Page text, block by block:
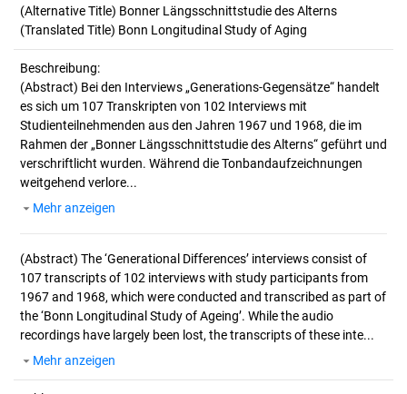
(Alternative Title) Bonner Längsschnittstudie des Alterns
(Translated Title) Bonn Longitudinal Study of Aging
Beschreibung:
(Abstract) Bei den Interviews „Generations-Gegensätze“ handelt
es sich um 107 Transkripten von 102 Interviews mit
Studienteilnehmenden aus den Jahren 1967 und 1968, die im
Rahmen der „Bonner Längsschnittstudie des Alterns“ geführt und
verschriftlicht wurden. Während die Tonbandaufzeichnungen
weitgehend verlore...
Mehr anzeigen
(Abstract) The ‘Generational Differences’ interviews consist of
107 transcripts of 102 interviews with study participants from
1967 and 1968, which were conducted and transcribed as part of
the ‘Bonn Longitudinal Study of Ageing’. While the audio
recordings have largely been lost, the transcripts of these inte...
Mehr anzeigen